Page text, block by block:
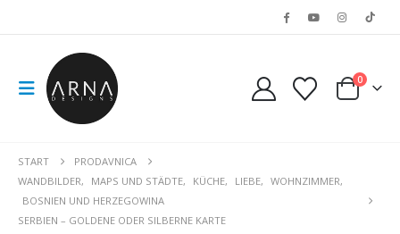
0
START
PRODAVNICA
WANDBILDER, MAPS UND STÄDTE, KÜCHE, LIEBE, WOHNZIMMER,
BOSNIEN UND HERZEGOWINA
SERBIEN – GOLDENE ODER SILBERNE KARTE